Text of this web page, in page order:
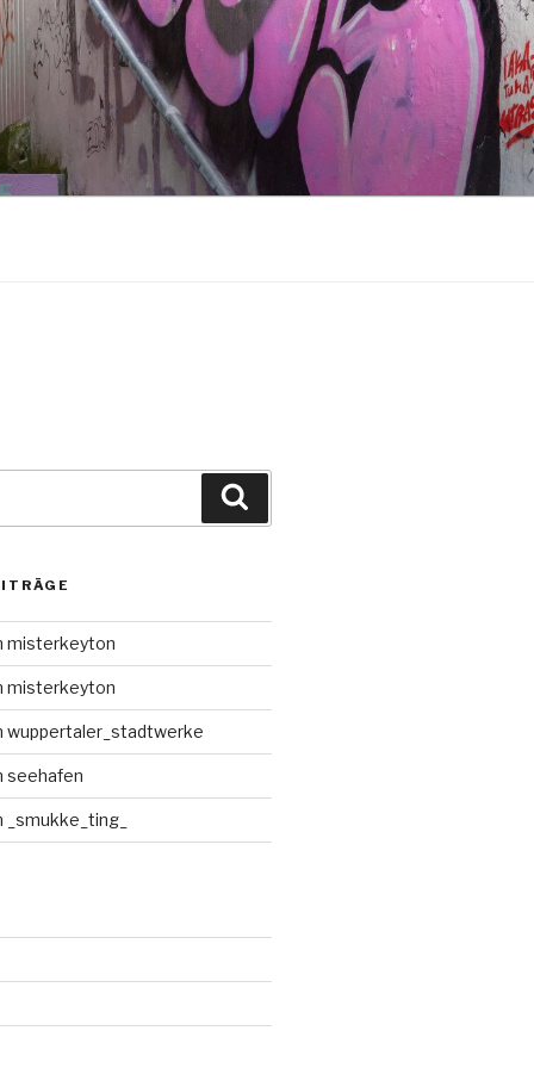
misterkeyton
misterkeyton
wuppertaler_stadtwerke
seehafen